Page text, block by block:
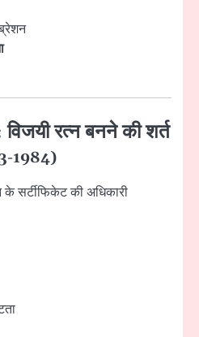
रत्न बनने की शर्त
1984)
के सर्टीफिकेट की अधिकारी